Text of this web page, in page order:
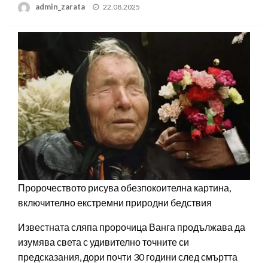
admin_zarata
Posted
22.08.2025
Пророчеството рисува обезпокоителна картина,
включително екстремни природни бедствия
Известната сляпа пророчица Ванга продължава да
изумява света с удивително точните си
предсказания, дори почти 30 години след смъртта